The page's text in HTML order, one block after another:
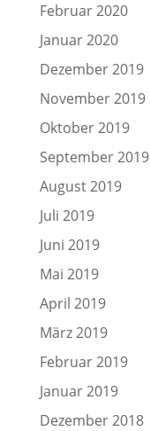
Februar 2020
Januar 2020
Dezember 2019
November 2019
Oktober 2019
September 2019
August 2019
Juli 2019
Juni 2019
Mai 2019
April 2019
März 2019
Februar 2019
Januar 2019
Dezember 2018